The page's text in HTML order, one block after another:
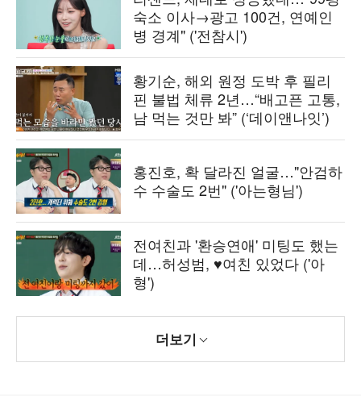
숙소 이사→광고 100건, 연예인
병 경계" ('전참시')
황기순, 해외 원정 도박 후 필리
핀 불법 체류 2년…“배고픈 고통,
남 먹는 것만 봐” (‘데이앤나잇’)
홍진호, 확 달라진 얼굴…"안검하
수 수술도 2번" ('아는형님')
전여친과 '환승연애' 미팅도 했는
데…허성범, ♥여친 있었다 ('아
형')
더보기